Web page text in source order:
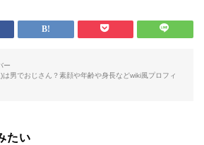
ー
男でおじさん？素顔や年齢や身長などwiki風プロフィ
たい